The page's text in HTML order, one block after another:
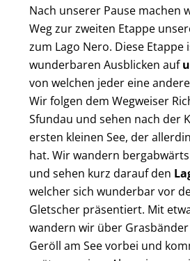
Nach unserer Pause machen
Weg zur zweiten Etappe
zum Lago Nero. Diese Etappe
wunderbaren Ausblicken auf
von welchen jeder eine
Wir folgen dem Wegweiser
Sfundau und sehen nach der
ersten kleinen See, der
hat. Wir wandern
und sehen kurz darauf den
welcher sich wunderbar vor
Gletscher präsentiert. Mit
wandern wir über
Geröll am See vorbei und